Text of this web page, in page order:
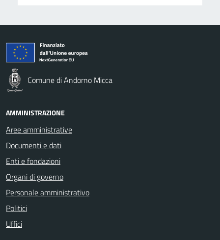
Comune di Andorno Micca
AMMINISTRAZIONE
Aree amministrative
Documenti e dati
Enti e fondazioni
Organi di governo
Personale amministrativo
Politici
Uffici